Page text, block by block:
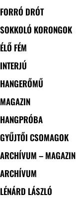
FORRÓ DRÓT
SOKKOLÓ KORONGOK
ÉLŐ FÉM
INTERJÚ
HANGERŐMŰ
MAGAZIN
HANGPRÓBA
GYŰJTŐI CSOMAGOK
ARCHÍVUM – MAGAZIN
ARCHÍVUM
LÉNÁRD LÁSZLÓ